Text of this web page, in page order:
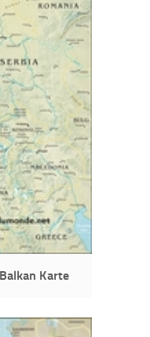
Karte